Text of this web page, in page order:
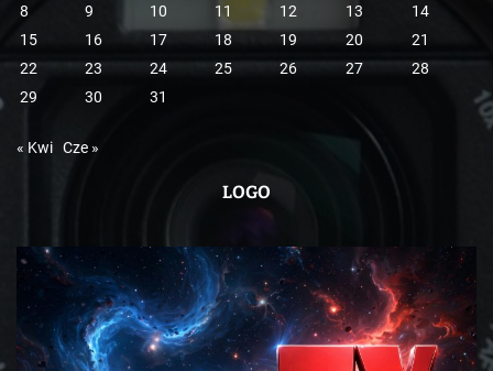
8
9 10 11 12 13
14
15
16 17 18 19 20
21
22
23 24 25 26 27
28
29
30 31
« Kwi Cze »
LOGO